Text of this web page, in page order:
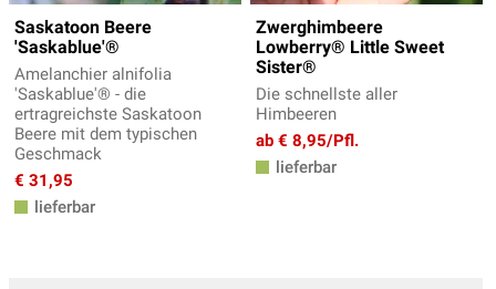
Saskatoon Beere
'Saskablue'®
Amelanchier alnifolia
'Saskablue'® - die
ertragreichste Saskatoon
Beere mit dem typischen
Geschmack
€ 31,95
lieferbar
Zwerghimbeere
Lowberry® Little Sweet
Sister®
Die schnellste aller
Himbeeren
ab € 8,95/Pfl.
lieferbar